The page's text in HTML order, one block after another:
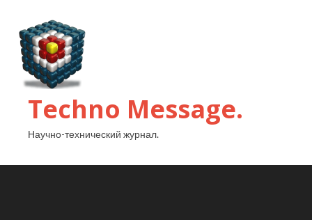
Techno Message.
Научно-технический журнал.